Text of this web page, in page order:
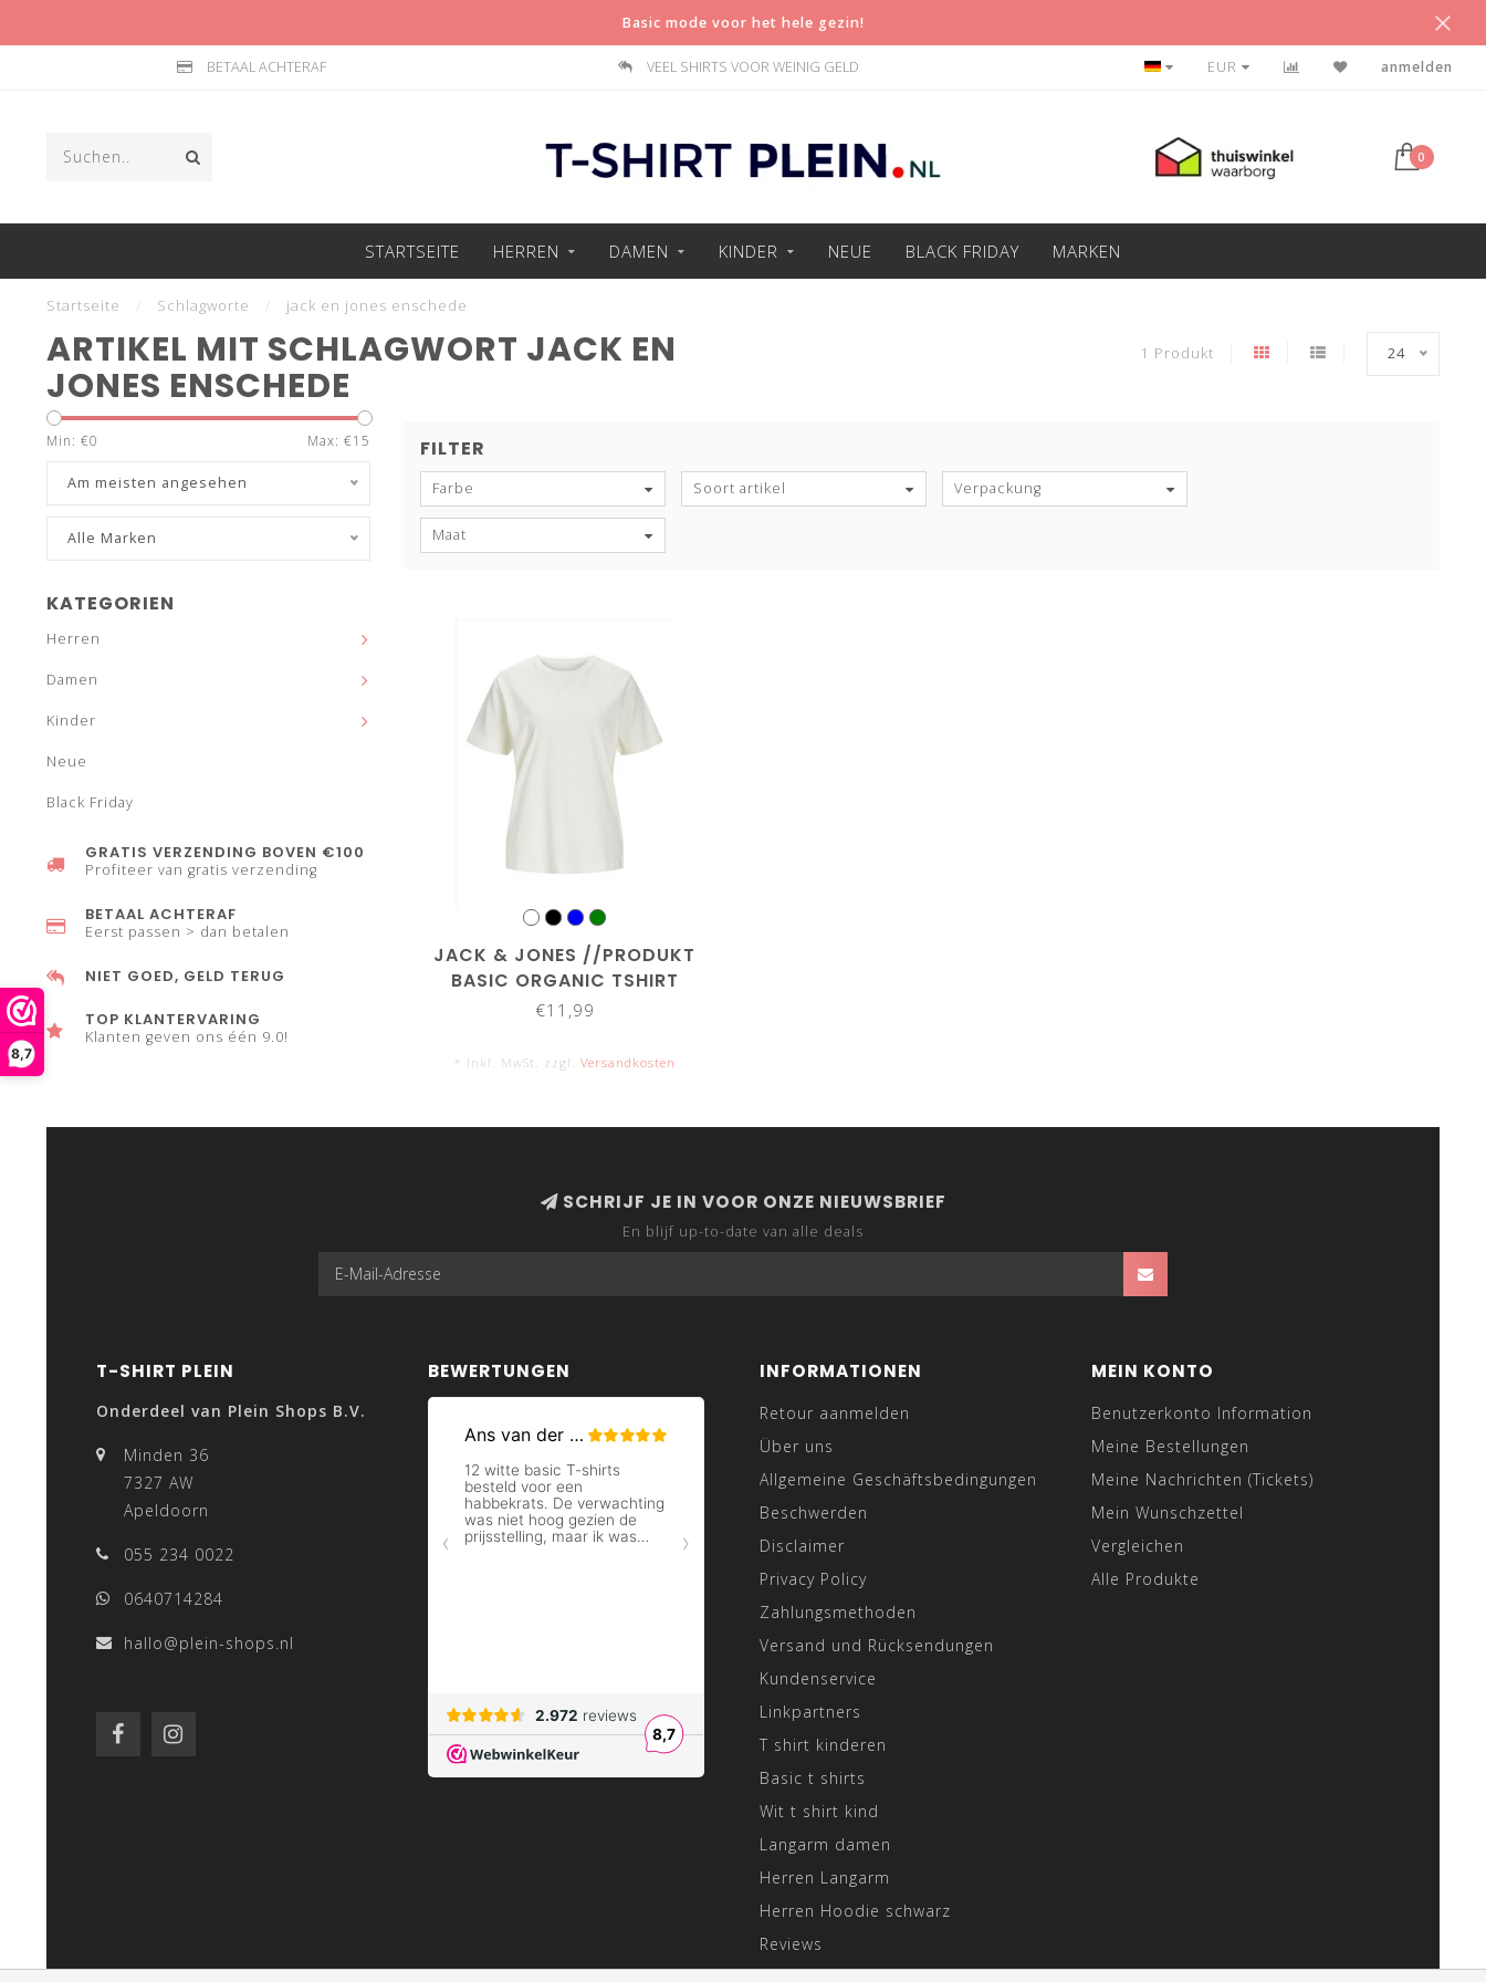
8,7
Basic mode voor het hele gezin!
BETAAL ACHTERAF VEEL SHIRTS VOOR WEINIG GELD KLANTEN GEVEN ONS ÉÉN 9.0!
EUR anmelden
0
STARTSEITE HERREN DAMEN KINDER NEUE BLACK FRIDAY MARKEN
Startseite Schlagworte jack en jones enschede
ARTIKEL MIT SCHLAGWORT JACK EN
JONES ENSCHEDE
1 Produkt 24
Min: €0 Max: €15
Am meisten angesehen
Alle Marken
KATEGORIEN
Herren
Damen
Kinder
Neue
Black Friday
GRATIS VERZENDING BOVEN €100
Profiteer van gratis verzending
BETAAL ACHTERAF
Eerst passen > dan betalen
NIET GOED, GELD TERUG
TOP KLANTERVARING
Klanten geven ons één 9.0!
FILTER
Farbe Soort artikel Verpackung
Maat
JACK & JONES //PRODUKT
BASIC ORGANIC TSHIRT
€11,99
* Inkl. MwSt. zzgl.Versandkosten
SCHRIJF JE IN VOOR ONZE NIEUWSBRIEF
En blijf up-to-date van alle deals
T-SHIRT PLEIN
Onderdeel van Plein Shops B.V.
Minden 36
7327 AW
Apeldoorn
055 234 0022
0640714284
hallo@plein-shops.nl
BEWERTUNGEN INFORMATIONEN
Retour aanmelden
Über uns
Allgemeine Geschäftsbedingungen
Beschwerden
Disclaimer
Privacy Policy
Zahlungsmethoden
Versand und Rücksendungen
Kundenservice
Linkpartners
T shirt kinderen
Basic t shirts
Wit t shirt kind
Langarm damen
Herren Langarm
Herren Hoodie schwarz
Reviews
MEIN KONTO
Benutzerkonto Information
Meine Bestellungen
Meine Nachrichten (Tickets)
Mein Wunschzettel
Vergleichen
Alle Produkte